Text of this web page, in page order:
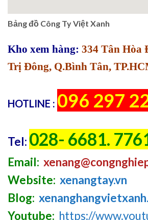
Bảng đồ Công Ty Việt Xanh
Kho xem hàng: 334 Tân Hòa
Trị Đông, Q.Bình Tân,
HOTLINE : 096 297
Tel: 028- 6681.
Email:
Website: xenangtay.vn
Blog:
Youtube: https://